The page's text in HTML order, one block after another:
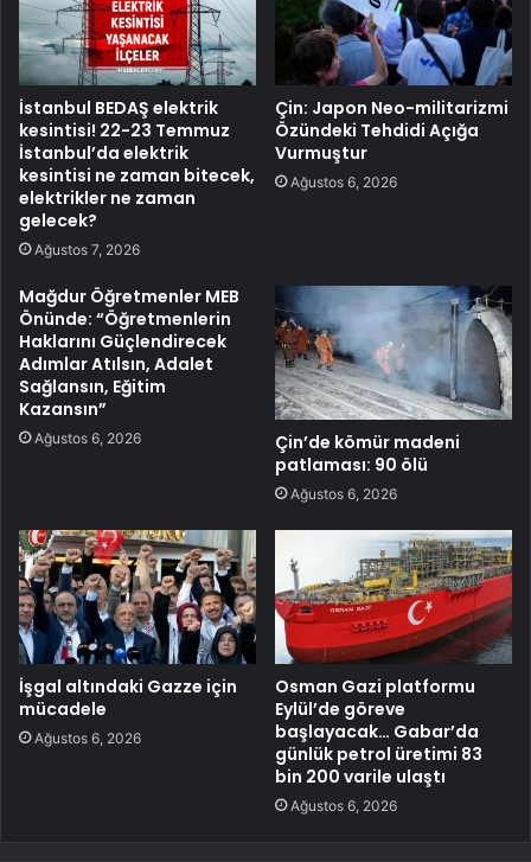
İstanbul BEDAŞ elektrik
kesintisi! 22-23 Temmuz
İstanbul’da elektrik
kesintisi ne zaman bitecek,
elektrikler ne zaman
gelecek?
Ağustos 7, 2026
Çin: Japon Neo-militarizmi
Özündeki Tehdidi Açığa
Vurmuştur
Ağustos 6, 2026
Mağdur Öğretmenler MEB
Önünde: “Öğretmenlerin
Haklarını Güçlendirecek
Adımlar Atılsın, Adalet
Sağlansın, Eğitim
Kazansın”
Ağustos 6, 2026
Çin’de kömür madeni
patlaması: 90 ölü
Ağustos 6, 2026
İşgal altındaki Gazze için
mücadele
Ağustos 6, 2026
Osman Gazi platformu
Eylül’de göreve
başlayacak… Gabar’da
günlük petrol üretimi 83
bin 200 varile ulaştı
Ağustos 6, 2026